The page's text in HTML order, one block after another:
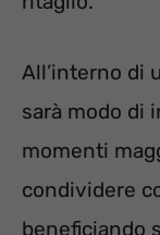
All’interno di
sarà modo di
momenti
condividere
beneficiando